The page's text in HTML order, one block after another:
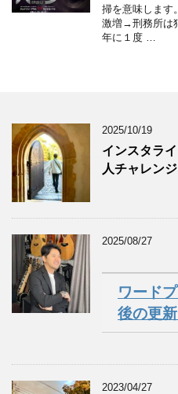
掃を意味します
激増→刑務所は
年に１度 …
2025/10/19
インスタラ
人チャレンジ
2025/08/27
ワード
後の更
2023/04/27